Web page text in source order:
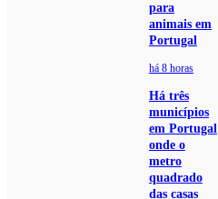
para
animais em
Portugal
há 8 horas
Há três
municípios
em Portugal
onde o
metro
quadrado
das casas